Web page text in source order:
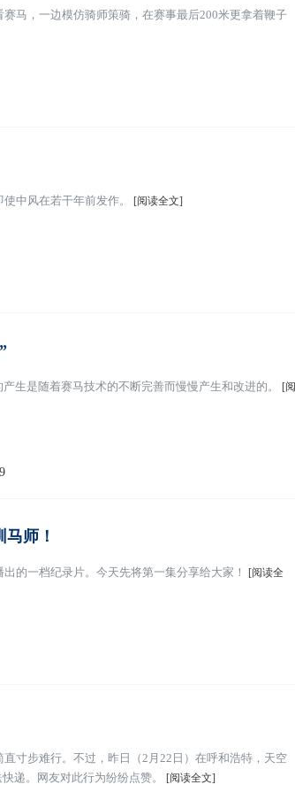
马，一边模仿骑师策骑，在赛事最后200米更拿着鞭子
中风在若干年前发作。 [阅读全文]
生是随着赛马技术的不断完善而慢慢产生和改进的。
[阅
师！
的一档纪录片。今天先将第一集分享给大家！
[阅读全
寸步难行。不过，昨日（2月22日）在呼和浩特，天空
递。网友对此行为纷纷点赞。
[阅读全文]